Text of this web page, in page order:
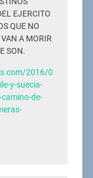
EJERCITO
QUE NO
A MORIR
SON.
2016/0
y-suecia-
de-